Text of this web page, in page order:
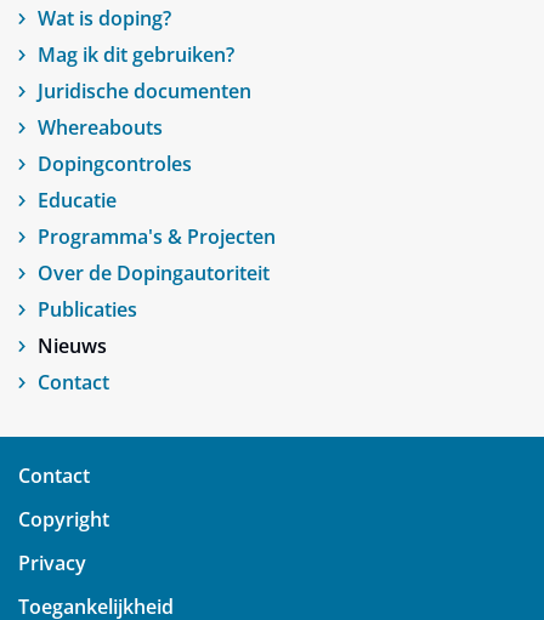
Wat is doping?
Mag ik dit gebruiken?
Juridische documenten
Whereabouts
Dopingcontroles
Educatie
Programma's & Projecten
Over de Dopingautoriteit
Publicaties
Nieuws
Contact
Contact
Copyright
Privacy
Toegankelijkheid